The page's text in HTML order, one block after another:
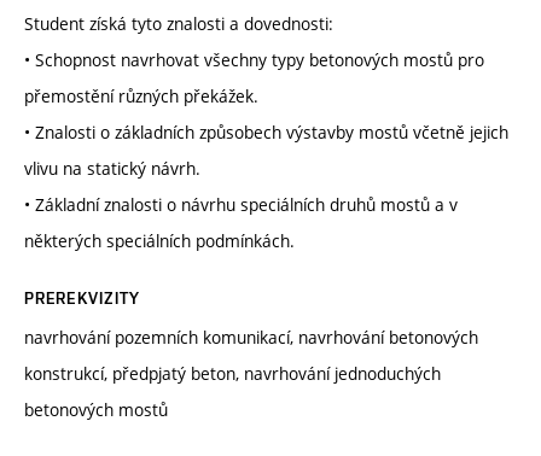
Student získá tyto znalosti a dovednosti:
• Schopnost navrhovat všechny typy betonových mostů pro
přemostění různých překážek.
• Znalosti o základních způsobech výstavby mostů včetně jejich
vlivu na statický návrh.
• Základní znalosti o návrhu speciálních druhů mostů a v
některých speciálních podmínkách.
PREREKVIZITY
navrhování pozemních komunikací, navrhování betonových
konstrukcí, předpjatý beton, navrhování jednoduchých
betonových mostů